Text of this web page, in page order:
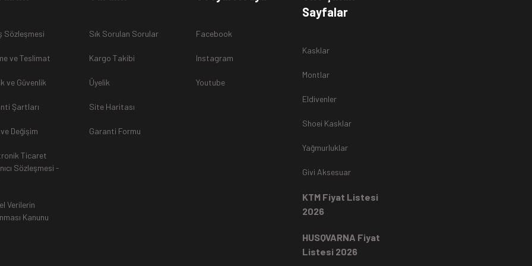
tarafımıza ulaştırılması zorunludur. Aksi halde gönderileriniz
siparişiniz Havale ile yapıldıysa aynı Hesaba (IBAN), Kredi Kartı ile yapıldıysa aynı karta iade edilir.
ürün bedeli iade edilmektedir. Kredi Kartına yapılan iadelerde, ekstrenize (+) Taksit yansıtma ve buna benzer tüm
Sözleşmesi
ve Teslimat
ve Güvenlik
Şartları
Değişim
Ticaret
Sözleşmesi -
Verilerin
Kanunu
Sık Sorulan Sorular
Kargo Takibi
Üyelik
Site Haritası
Garanti Formu
Facebook
Instagram
Youtube
Sayfalar
Kasklar
Montlar
Eldivenler
Shoei Kasklar
Yağmurluklar
Givi Aksesuar
KTM Fiyat Listesi
2026
HUSQVARNA Fiyat
Listesi 2026